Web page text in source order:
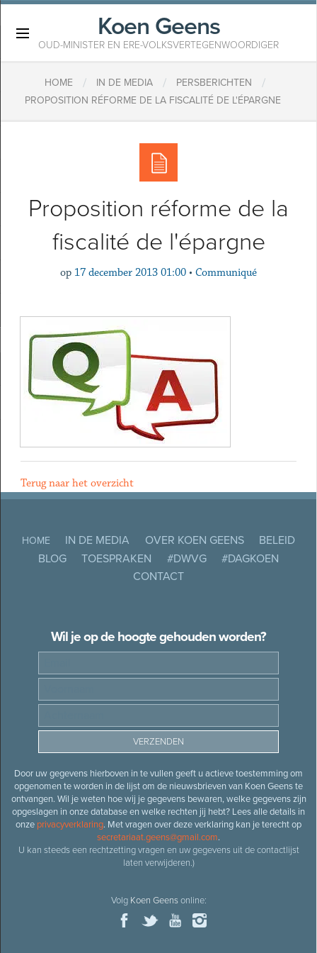
Koen Geens
OUD-MINISTER EN ERE-VOLKSVERTEGENWOORDIGER
HOME / IN DE MEDIA / PERSBERICHTEN /
PROPOSITION RÉFORME DE LA FISCALITÉ DE L'ÉPARGNE
Proposition réforme de la
fiscalité de l'épargne
op 17 december 2013 01:00 • Communiqué
Terug naar het overzicht
HOME IN DE MEDIA OVER KOEN GEENS
BELEID
BLOG
TOESPRAKEN #DWVG
#DAGKOEN
CONTACT
Wil je op de hoogte gehouden worden?
Door uw gegevens hierboven in te vullen geeft u actieve toestemming om
opgenomen te worden in de lijst om de nieuwsbrieven van Koen Geens te
ontvangen. Wil je weten hoe wij je gegevens bewaren, welke gegevens zijn
opgeslagen in onze database en welke rechten jij hebt? Lees alle details in
onze privacyverklaring. Met vragen over deze verklaring kan je terecht op
secretariaat.geens@gmail.com.
U kan steeds een rechtzetting vragen en uw gegevens uit de contactlijst
laten verwijderen.)
Volg Koen Geensonline: